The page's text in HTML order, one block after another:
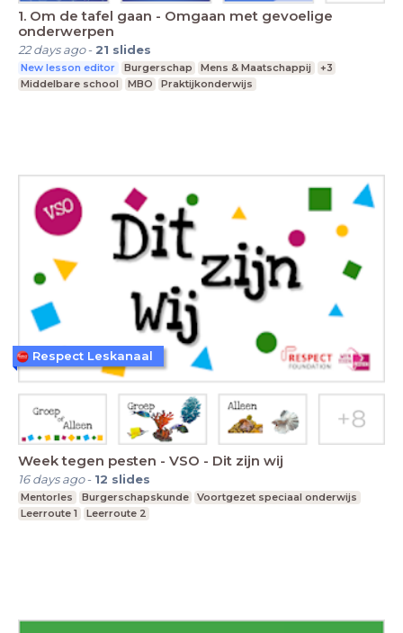
1. Om de tafel gaan - Omgaan met gevoelige
onderwerpen
22 days ago- 21 slides
New lesson editor Burgerschap Mens & Maatschappij
+3
Middelbare school
MBO Praktijkonderwijs
Week tegen pesten - VSO - Dit zijn wij
16 days ago- 12 slides
Mentorles Burgerschapskunde
Voortgezet speciaal onderwijs
Leerroute 1
Leerroute 2
Respect Leskanaal